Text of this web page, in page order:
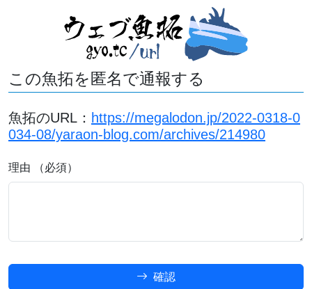
この魚拓を匿名で通報する
魚拓のURL： https://megalodon.jp/2022-0318-0
034-08/yaraon-blog.com/archives/214980
理由 （必須）
確認